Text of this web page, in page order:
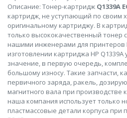
Описание: Тонер-картридж Q1339A
картридж, не уступающий по своим
оригинальному картриджу. В
только высококачественный тонер
нашими инженерами для принтеров
изготовлении картриджа HP
значение, в первую очередь,
большому износу. Такие запчасти,
первичного заряда, ракель,
магнитного вала при производстве
наша компания использует только
пластмассовые детали корпуса при